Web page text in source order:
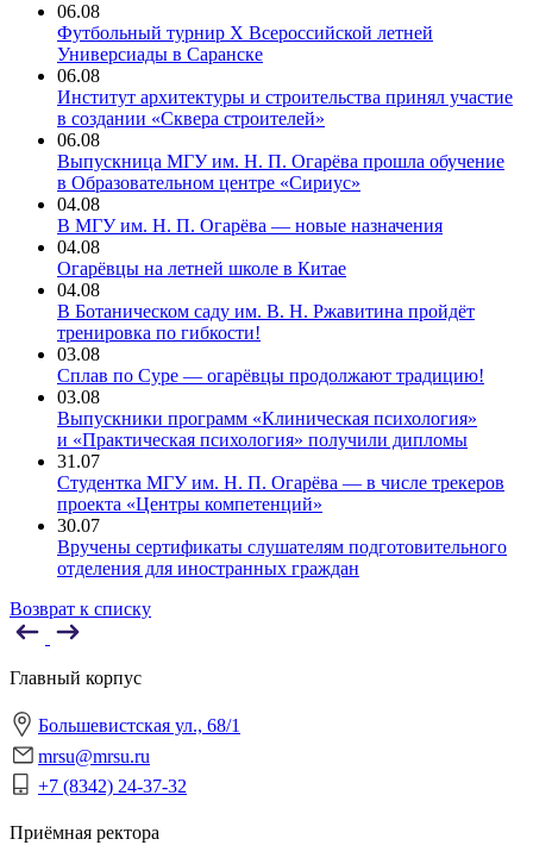
06.08
Футбольный турнир X Всероссийской летней
Универсиады в Саранске
06.08
Институт архитектуры и строительства принял участие
в создании «Сквера строителей»
06.08
Выпускница МГУ им. Н. П. Огарёва прошла обучение
в Образовательном центре «Сириус»
04.08
В МГУ им. Н. П. Огарёва — новые назначения
04.08
Огарёвцы на летней школе в Китае
04.08
В Ботаническом саду им. В. Н. Ржавитина пройдёт
тренировка по гибкости!
03.08
Сплав по Суре — огарёвцы продолжают традицию!
03.08
Выпускники программ «Клиническая психология»
и «Практическая психология» получили дипломы
31.07
Студентка МГУ им. Н. П. Огарёва — в числе трекеров
проекта «Центры компетенций»
30.07
Вручены сертификаты слушателям подготовительного
отделения для иностранных граждан
Возврат к списку
Главный корпус
Большевистская ул., 68/1
mrsu@mrsu.ru
+7 (8342) 24-37-32
Приёмная ректора